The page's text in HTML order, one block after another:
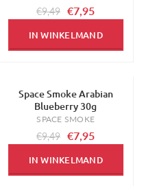
€9,49 €7,95
IN WINKELMAND
-16%
Space Smoke Arabian
Blueberry 30g
SPACE SMOKE
€9,49 €7,95
IN WINKELMAND